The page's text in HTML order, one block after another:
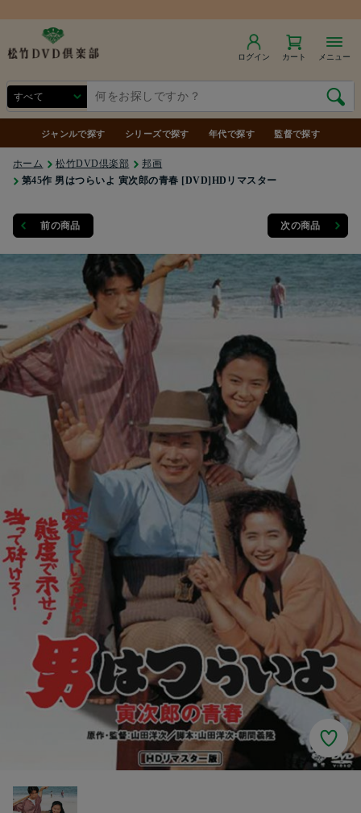
ログイン カート メニュー
ジャンルで探す シリーズで探す 年代で探す 監督で探す
ホーム 松竹DVD倶楽部
邦画
第45作 男はつらいよ 寅次郎の青春 [DVD]HDリマスター
前の商品 次の商品